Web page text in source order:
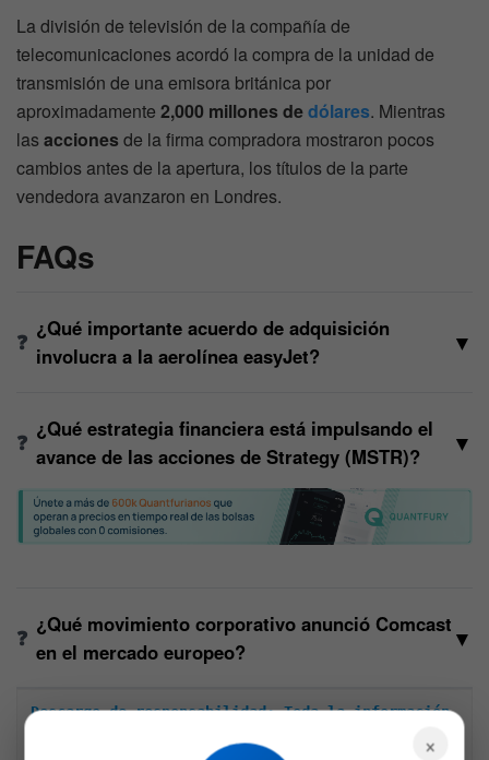
La división de televisión de la compañía de
telecomunicaciones acordó la compra de la unidad de
transmisión de una emisora británica por
aproximadamente 2,000 millones dedólares. Mientras
lasacciones de la firma compradora mostraron pocos
cambios antes de la apertura, los títulos de la parte
vendedora avanzaron en Londres.
FAQs
¿Qué importante acuerdo de adquisición
involucra a la aerolínea easyJet?
▼
¿Qué estrategia financiera está impulsando el
avance de las acciones de Strategy (MSTR)?
▼
¿Qué movimiento corporativo anunció Comcast
en el mercado europeo?
▼
Descargo de responsabilidad: Toda la información
encontrada en Bitfinanzas es dada con la mejor
×